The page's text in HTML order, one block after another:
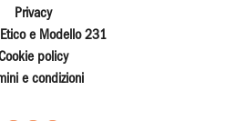
Privacy
e Modello 231
policy
e condizioni